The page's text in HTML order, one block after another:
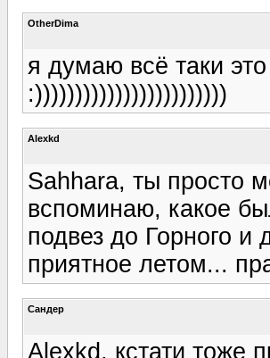
OtherDima
я думаю всё таки
:))))))))))))))))))))))))
Alexkd
Sahhara, ты просто
вспоминаю, какое
подвез до Горного и
приятное летом...
Сандер
Alexkd, кстати тоже